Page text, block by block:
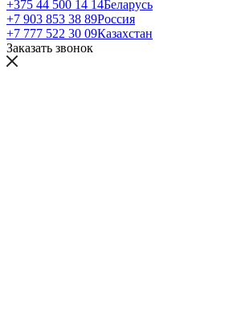
+375 44 500 14 14Беларусь
+7 903 853 38 89Россия
+7 777 522 30 09Казахстан
Заказать звонок